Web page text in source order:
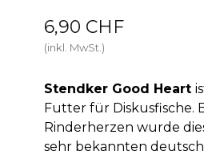
6,90 CHF
(inkl. MwSt.)
Stendker Good Heart
Futter für Diskusfische.
Rinderherzen wurde
sehr bekannten